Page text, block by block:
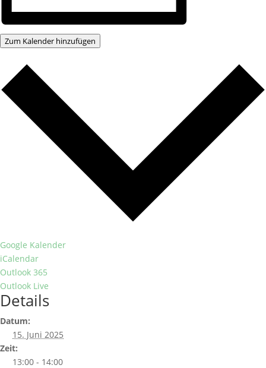
Zum Kalender hinzufügen
Google Kalender
iCalendar
Outlook 365
Outlook Live
Details
Datum:
15. Juni 2025
Zeit:
13:00 - 14:00